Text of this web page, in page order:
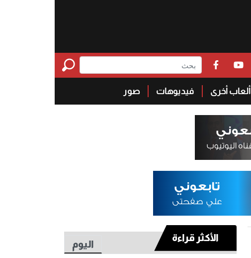
ألعاب أخرى فيديوهات صور
الأكثر قراءة
اليوم